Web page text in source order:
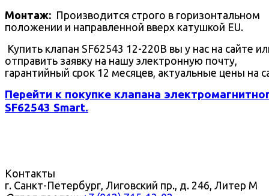
Монтаж: Производится строго в горизонтальном
положении и направленной вверх катушкой EU.
Купить клапан SF62543 12-220В вы у нас на сайте
отправить заявку на нашу электронную почту,
гарантийный срок 12 месяцев, актуальные цены на
Перейти к покупке клапана
SF62543 Smart.
Контакты
г. Санкт-Петербург, Лиговский пр., д. 246, Литер М